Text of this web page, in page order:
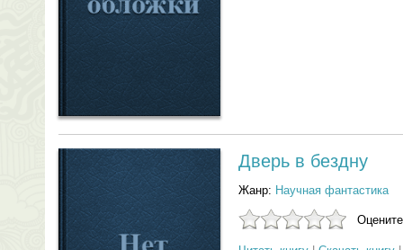
Дверь в бездну
Жанр: Научная фантастика